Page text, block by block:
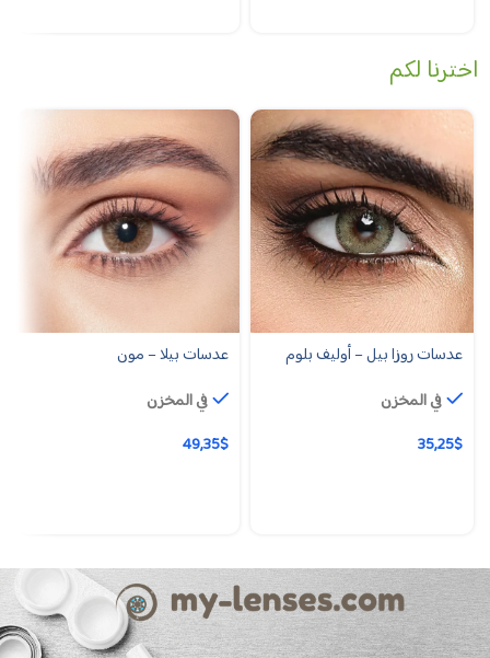
اخترنا لكم
عدسات روزا بيل – أوليف بلوم
في المخزن
35,25$
عدسات بيلا – مون
في المخزن
49,35$